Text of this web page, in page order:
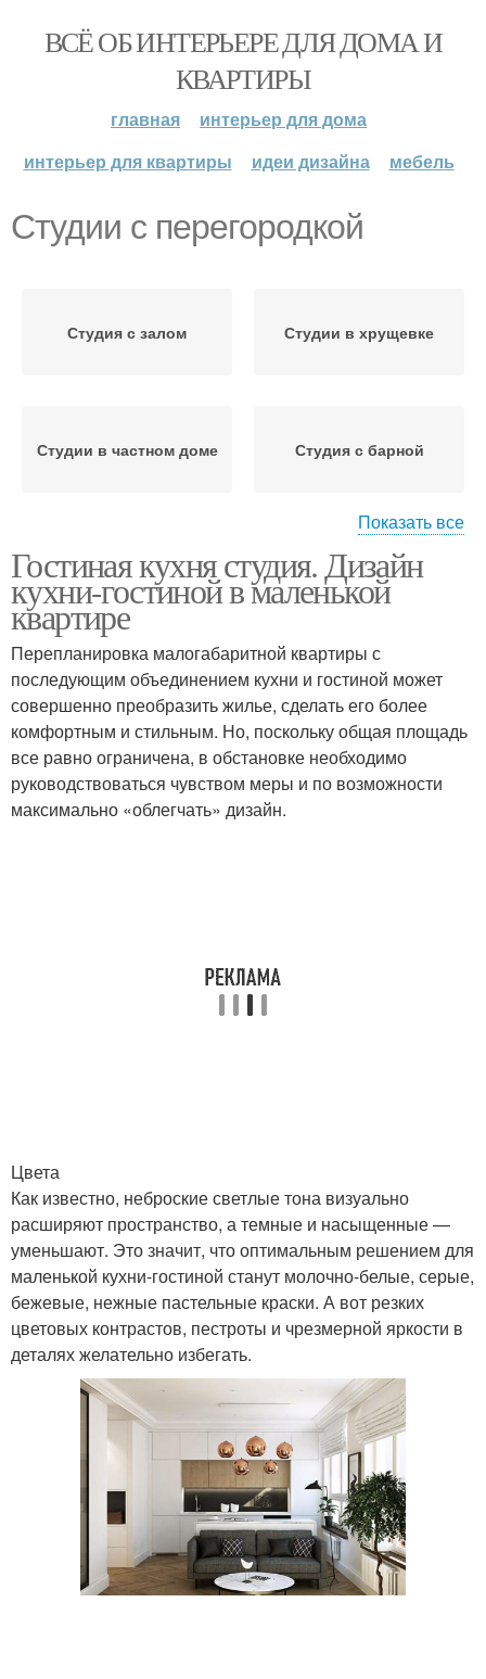
ВСЁ ОБ ИНТЕРЬЕРЕ ДЛЯ ДОМА И
КВАРТИРЫ
главная
интерьер для дома
интерьер для квартиры
идеи дизайна мебель
Студии с перегородкой
Студия с залом Студии в хрущевке
Студии в частном доме Студия с барной
Студия с перегородкой Гостиная студия
Кухня с гостиной
студия
Показать все
Гостиная кухня студия. Дизайн
кухни-гостиной в маленькой
квартире
Перепланировка малогабаритной квартиры с
последующим объединением кухни и гостиной может
совершенно преобразить жилье, сделать его более
комфортным и стильным. Но, поскольку общая площадь
все равно ограничена, в обстановке необходимо
руководствоваться чувством меры и по возможности
максимально «облегчать» дизайн.
Цвета
Как известно, неброские светлые тона визуально
расширяют пространство, а темные и насыщенные —
уменьшают. Это значит, что оптимальным решением для
маленькой кухни-гостиной станут молочно-белые, серые,
бежевые, нежные пастельные краски. А вот резких
цветовых контрастов, пестроты и чрезмерной яркости в
деталях желательно избегать.